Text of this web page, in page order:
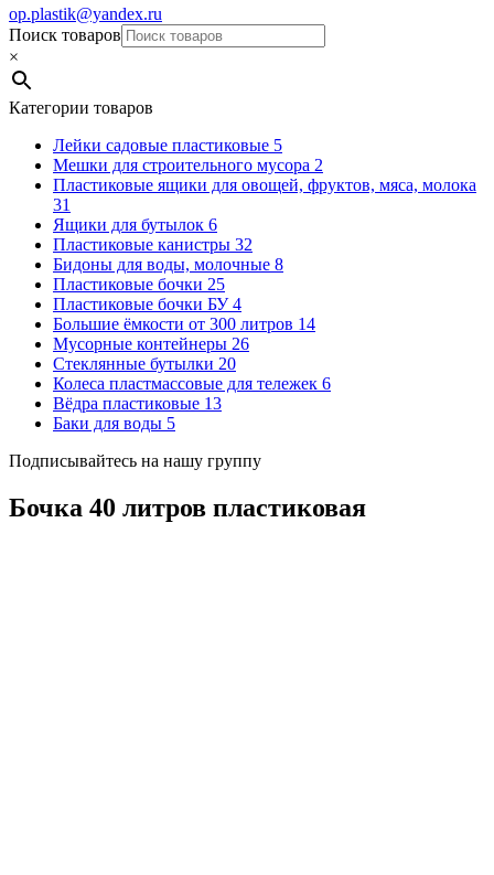
op.plastik@yandex.ru
Поиск товаров
×
Категории товаров
Лейки садовые пластиковые 5
Мешки для строительного мусора 2
Пластиковые ящики для овощей, фруктов, мяса, молока
31
Ящики для бутылок 6
Пластиковые канистры 32
Бидоны для воды, молочные 8
Пластиковые бочки 25
Пластиковые бочки БУ4
Большие ёмкости от 300 литров 14
Мусорные контейнеры 26
Стеклянные бутылки 20
Колеса пластмассовые для тележек 6
Вёдра пластиковые 13
Баки для воды 5
Подписывайтесь на нашу группу
Бочка 40 литров пластиковая